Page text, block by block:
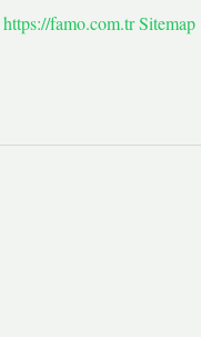
https://famo.com.trSitemap